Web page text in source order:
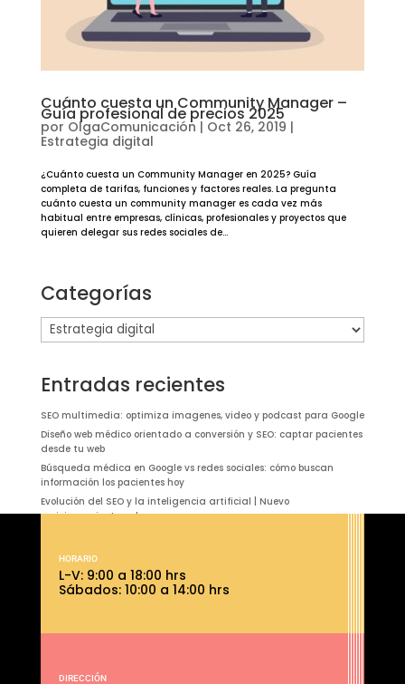
Cuánto cuesta un Community Manager –
Guía profesional de precios 2025
por OlgaComunicación | Oct 26, 2019 |
Estrategia digital
¿Cuánto cuesta un Community Manager en 2025? Guía
completa de tarifas, funciones y factores reales. La pregunta
cuánto cuesta un community manager es cada vez más
habitual entre empresas, clínicas, profesionales y proyectos que
quieren delegar sus redes sociales de...
Categorías
Categorías
Entradas recientes
SEO multimedia: optimiza imagenes, video y podcast para Google
Diseño web médico orientado a conversión y SEO: captar pacientes
desde tu web
Búsqueda médica en Google vs redes sociales: cómo buscan
información los pacientes hoy
Evolución del SEO y la inteligencia artificial | Nuevo
posicionamiento web
HORARIO
L-V: 9:00 a 18:00 hrs
Sábados: 10:00 a 14:00 hrs
DIRECCIÓN